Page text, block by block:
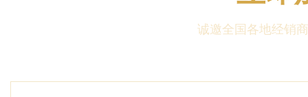
诚邀全国各地经销